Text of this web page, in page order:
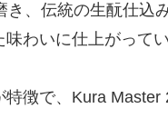
、伝統の生酛仕込
わいに仕上がってい
徴で、Kura Master